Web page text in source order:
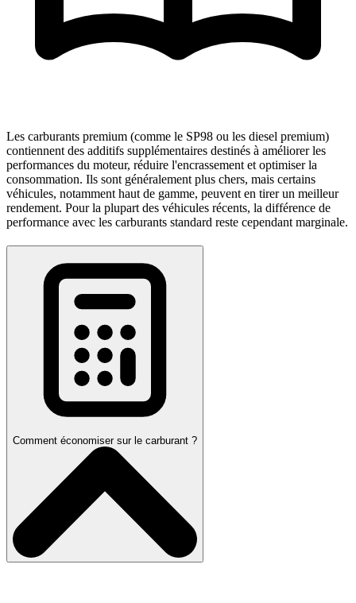
Les carburants premium (comme le SP98 ou les diesel premium)
contiennent des additifs supplémentaires destinés à améliorer les
performances du moteur, réduire l'encrassement et optimiser la
consommation. Ils sont généralement plus chers, mais certains
véhicules, notamment haut de gamme, peuvent en tirer un meilleur
rendement. Pour la plupart des véhicules récents, la différence de
performance avec les carburants standard reste cependant marginale.
Comment économiser sur le carburant ?